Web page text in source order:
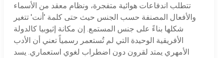
تتطلب اندفاعات هوائية متفجرة، ونظام معقد من الأسماء
والأفعال المصنفة حسب الجنس حيث حتى كلمة 'أنت' تتغير
شكلها بناءً على جنس المستمع. إن مكانة إثيوبيا كالدولة
الأفريقية الوحيدة التي لم تُستعمر رسمياً تعني أن الأدب
الأمهري يمتد لقرون دون اضطراب لغوي استعماري. يسد